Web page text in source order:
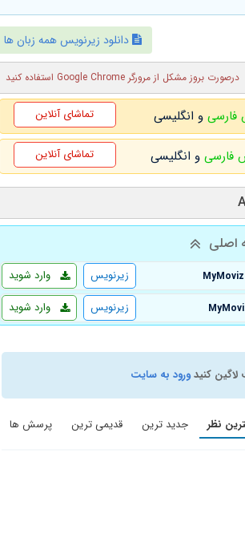
دانلود زیرنویس همه زبان ها
درصورت بروز مشکل از مرورگر Google Chrome استفاده کنید
فارسی و انگلیسی تماشای آنلاین
فارسی و انگلیسی تماشای آنلاین
اصلی
MyMoviz وارد شوید
زیرنویس
وارد شوید زیرنویس
لاگین کنیدورود به سایت
نظر جدید ترین قدیمی ترین پرسش ها